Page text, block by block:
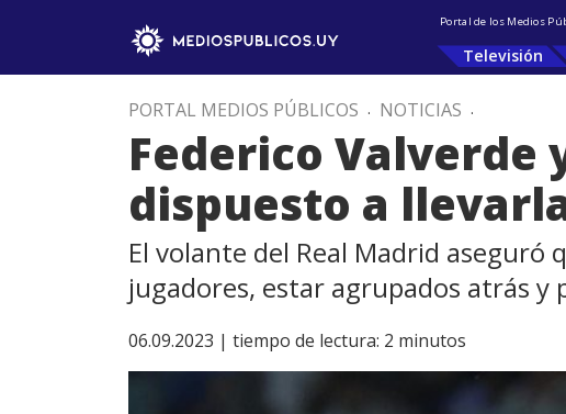
Portal de los Medios
Televisión
PORTAL MEDIOS PÚBLICOS . NOTICIAS .
Federico Valverde
dispuesto a
El volante del Real Madrid
jugadores, estar agrupados atrás y
06.09.2023 | tiempo de lectura: 2 minutos